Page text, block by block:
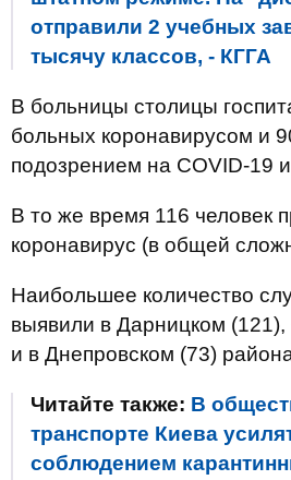
отправили 2 учебных
тысячу классов, - КГГА
В больницы столицы
больных коронавирусом и
подозрением на COVID-19
В то же время 116 человек
коронавирус (в общей
Наибольшее количество
выявили в Дарницком
и в Днепровском (73)
Читайте также: В
транспорте Киева
соблюдением